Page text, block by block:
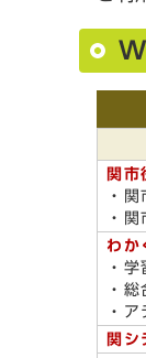
関市
・
・
わか
・
・
・
関シ